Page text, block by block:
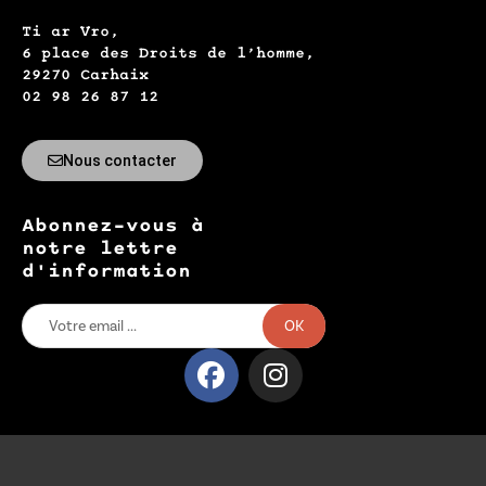
Ti ar Vro,
6 place des Droits de l’homme,
29270 Carhaix
02 98 26 87 12
Nous contacter
Abonnez-vous à
notre lettre
d'information
OK